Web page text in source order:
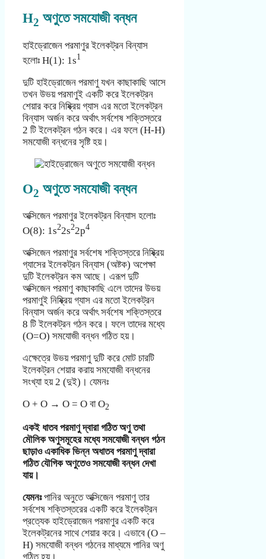
H2 অণুতে সমযোজী বন্ধন
হাইড্রোজেন পরমাণুর ইলেকট্রন বিন্যাস
হলোঃ H(1): 1s1
দুটি হাইড্রোজেন পরমাণু যখন কাছাকাছি আসে
তখন উভয় পরমাণুই একটি করে ইলেকট্রন
শেয়ার করে নিষ্ক্রিয় গ্যাস এর মতো ইলেকট্রন
বিন্যাস অর্জন করে অর্থাৎ সর্বশেষ শক্তিস্তরে
2 টি ইলেকট্রন গঠন করে। এর ফলে (H-H)
সমযোজী বন্ধনের সৃষ্টি হয়।
O2 অণুতে সমযোজী বন্ধন
অক্সিজেন পরমাণুর ইলেকট্রন বিন্যাস হলোঃ
O(8): 1s22s22p4
অক্সিজেন পরমাণুর সর্বশেষ শক্তিস্তরে নিষ্ক্রিয়
গ্যাসের ইলেকট্রন বিন্যাস (অষ্টক) অপেক্ষা
দুটি ইলেকট্রন কম আছে। এরূপ দুটি
অক্সিজেন পরমাণু কাছাকাছি এলে তাদের উভয়
পরমাণুই নিষ্ক্রিয় গ্যাস এর মতো ইলেকট্রন
বিন্যাস অর্জন করে অর্থাৎ সর্বশেষ শক্তিস্তরে
8 টি ইলেকট্রন গঠন করে। ফলে তাদের মধ্যে
(O=O) সমযোজী বন্ধন গঠিত হয়।
এক্ষেত্রে উভয় পরমাণু দুটি করে মোট চারটি
ইলেকট্রন শেয়ার করায় সমযোজী বন্ধনের
সংখ্যা হয় 2 (দুই)। যেমনঃ
O + O → O = O বা O2
একই ধাতব পরমাণু দ্বারা গঠিত অণু তথা
মৌলিক অণুসমূহের মধ্যে সমযোজী বন্ধন গঠন
ছাড়াও একাধিক ভিন্ন অধাতব পরমাণু দ্বারা
গঠিত যৌগিক অণুতেও সমযোজী বন্ধন দেখা
যায়।
যেমনঃপানির অনুতে অক্সিজেন পরমাণু তার
সর্বশেষ শক্তিস্তরের একটি করে ইলেকট্রন
প্রত্যেক হাইড্রোজেন পরমাণুর একটি করে
ইলেকট্রনের সাথে শেয়ার করে। এভাবে (O –
H) সমযোজী বন্ধন গঠনের মাধ্যমে পানির অণু